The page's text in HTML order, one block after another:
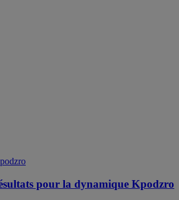
pour la dynamique Kpodzro